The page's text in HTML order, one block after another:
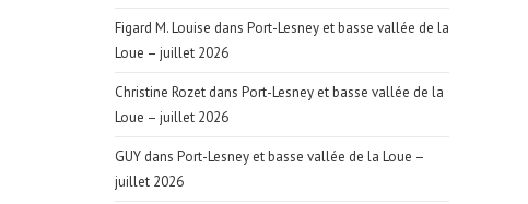
Figard M. Louise dans Port-Lesney et basse vallée de la
Loue – juillet 2026
Christine Rozet dans Port-Lesney et basse vallée de la
Loue – juillet 2026
GUY dans Port-Lesney et basse vallée de la Loue –
juillet 2026